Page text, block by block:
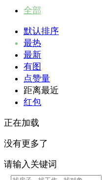
全部
默认排序
最热
最新
有图
点赞量
距离最近
红包
正在加载
没有更多了
请输入关键词